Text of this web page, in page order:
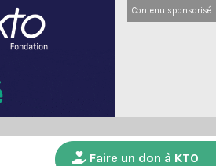
Contenu sponsorisé
Faire un don à KTO